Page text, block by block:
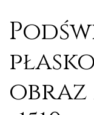
obraz